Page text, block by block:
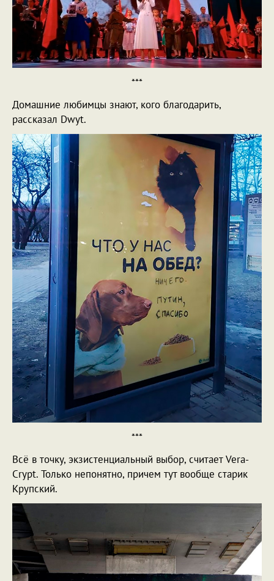
***
Домашние любимцы знают, кого благодарить,
рассказал Dwyt.
***
Всё в точку, экзистенциальный выбор, считает Vera-
Crypt. Только непонятно, причем тут вообще старик
Крупский.